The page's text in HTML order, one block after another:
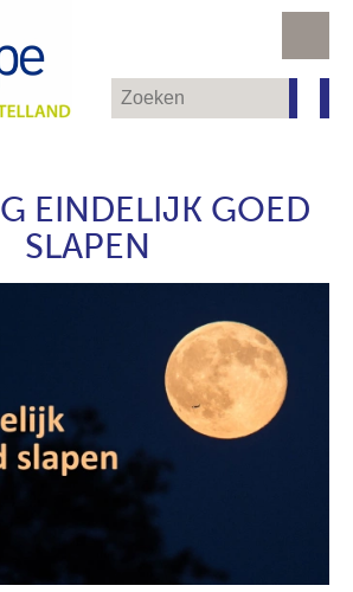
EINDELIJK GOED
SLAPEN